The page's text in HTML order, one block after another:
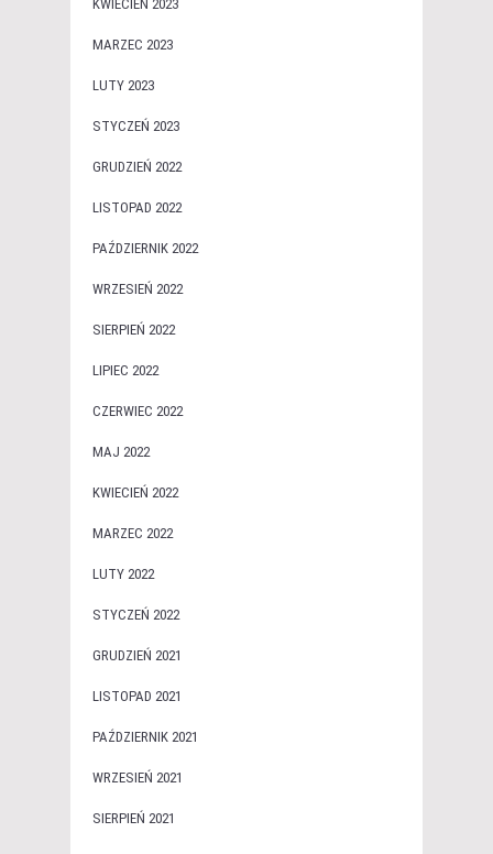
KWIECIEŃ 2023
MARZEC 2023
LUTY 2023
STYCZEŃ 2023
GRUDZIEŃ 2022
LISTOPAD 2022
PAŹDZIERNIK 2022
WRZESIEŃ 2022
SIERPIEŃ 2022
LIPIEC 2022
CZERWIEC 2022
MAJ 2022
KWIECIEŃ 2022
MARZEC 2022
LUTY 2022
STYCZEŃ 2022
GRUDZIEŃ 2021
LISTOPAD 2021
PAŹDZIERNIK 2021
WRZESIEŃ 2021
SIERPIEŃ 2021